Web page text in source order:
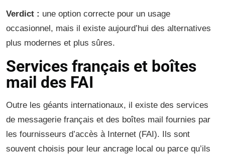
Verdict : une option correcte pour un usage
occasionnel, mais il existe aujourd’hui des alternatives
plus modernes et plus sûres.
Services français et boîtes
mail des FAI
Outre les géants internationaux, il existe des services
de messagerie français et des boîtes mail fournies par
les fournisseurs d’accès à Internet (FAI). Ils sont
souvent choisis pour leur ancrage local ou parce qu’ils